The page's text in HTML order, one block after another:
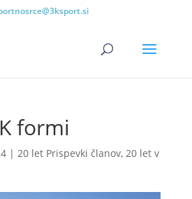
formi
| 20 let Prispevki članov, 20 let v